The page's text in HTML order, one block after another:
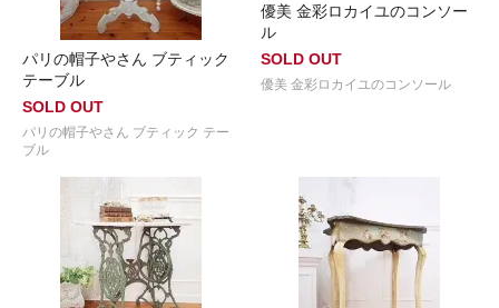
パリの帽子やさん ブティック
テーブル
SOLD OUT
パリの帽子やさん ブティック テー
ブル
優美 金彩ロカイユのコンソー
ル
SOLD OUT
優美 金彩ロカイユのコンソール